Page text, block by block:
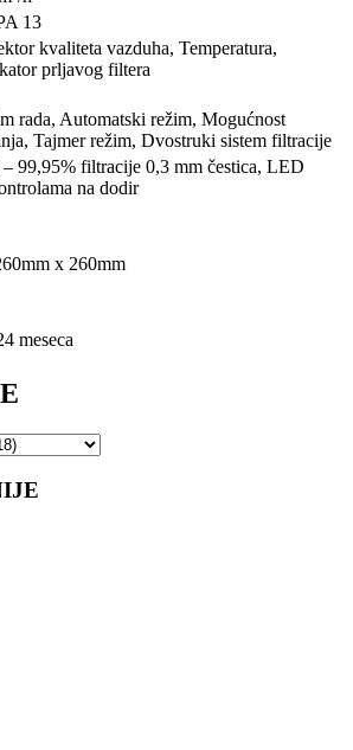
13
kvaliteta vazduha, Temperatura,
prljavog filtera
rada, Automatski režim, Mogućnost
Tajmer režim, Dvostruki sistem filtracije
99,95% filtracije 0,3 mm čestica, LED
na dodir
x 260mm
meseca